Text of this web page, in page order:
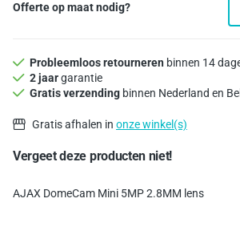
Offerte op maat nodig?
Probleemloos retourneren binnen 14
2 jaargarantie
Gratis verzending binnen Nederland en
Gratis afhalen in onze winkel(s)
Vergeet deze producten niet!
AJAX DomeCam Mini 5MP 2.8MM lens